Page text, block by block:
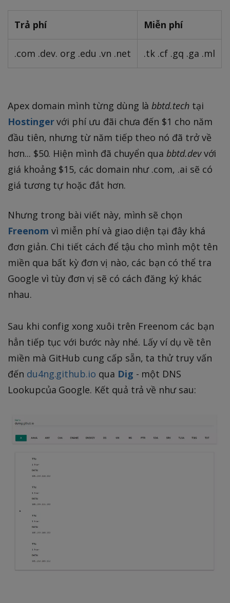
Trả phí Miễn phí
.com .dev. org .edu .vn .net .tk .cf .gq .ga .ml
Apex domain mình từng dùng làbbtd.techtại
Hostingervới phí ưu đãi chưa đến $1 cho năm
đầu tiên, nhưng từ năm tiếp theo nó đã trở về
hơn... $50. Hiện mình đã chuyển quabbtd.devvới
giá khoảng $15, các domain như .com, .ai sẽ có
giá tương tự hoặc đắt hơn.
Nhưng trong bài viết này, mình sẽ chọn
Freenom vì miễn phí và giao diện tại đây khá
đơn giản. Chi tiết cách để tậu cho mình một tên
miền qua bất kỳ đơn vị nào, các bạn có thể tra
Google vì tùy đơn vị sẽ có cách đăng ký khác
nhau.
Sau khi config xong xuôi trên Freenom các bạn
hẳn tiếp tục với bước này nhé. Lấy ví dụ về tên
miền mà GitHub cung cấp sẵn, ta thử truy vấn
đến du4ng.github.io qua Dig - một DNS
Lookupcủa Google. Kết quả trả về như sau: